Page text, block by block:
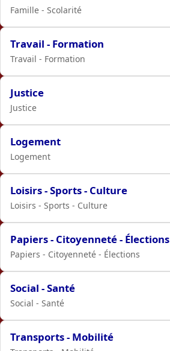
Famille - Scolarité
Travail - Formation
Travail - Formation
Justice
Justice
Logement
Logement
Loisirs - Sports - Culture
Loisirs - Sports - Culture
Papiers - Citoyenneté - Élections
Papiers - Citoyenneté - Élections
Social - Santé
Social - Santé
Transports - Mobilité